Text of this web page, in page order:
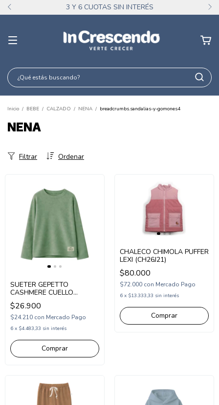
3 Y 6 CUOTAS SIN INTERÉS
Inicio / BEBE / CALZADO / NENA / breadcrumbs.sandalias-y-gomones4
NENA
Ordenar
Filtrar
SUETER GEPETTO
CASHMERE CUELLO
REDONDO (GT295327)
$26.900
$24.210 con Mercado Pago
6 x $4.483,33 sin interés
Comprar
CHALECO CHIMOLA PUFFER
LEXI (CH26J21)
$80.000
$72.000 con Mercado Pago
6 x $13.333,33 sin interés
Comprar